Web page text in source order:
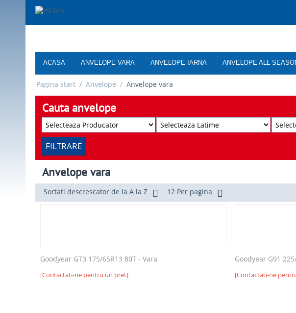
ACASA ANVELOPE VARA ANVELOPE IARNA ANVELOPE ALL
Pagina start / Anvelope / Anvelope vara
Cauta anvelope
FILTRARE
Anvelope vara
Sortati descrescator de la A la Z 12 Per pagina
Goodyear GT3 175/65R13 80T - Vara
[Contactati-ne pentru un pret]
Goodyear G91
[Contactati-ne